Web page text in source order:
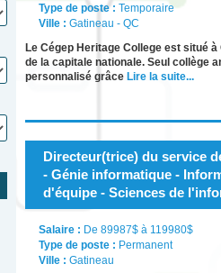
Type de poste : Temporaire
Ville : Gatineau - QC
Le Cégep Heritage College est situé
de la capitale nationale. Seul collège
personnalisé grâce Lire la suite...
Directeur(trice) du service
- Génie informatique -
d'équipe - Sciences de
Salaire : De 89987$ à 119980$
Type de poste : Permanent
Ville : Gatineau